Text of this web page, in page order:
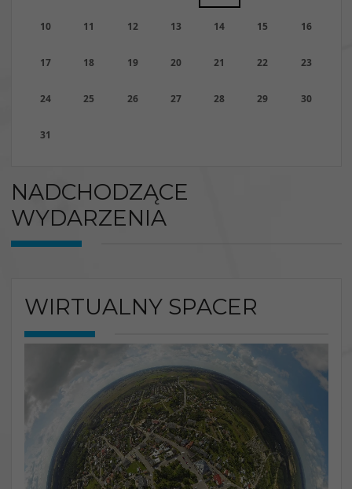
10 11 12 13 14 15 16
17 18 19 20 21 22 23
24 25 26 27 28 29 30
31
NADCHODZĄCE
WYDARZENIA
WIRTUALNY SPACER